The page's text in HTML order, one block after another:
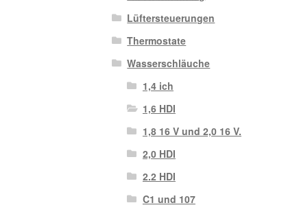
Lüftersteuerungen
Thermostate
Wasserschläuche
1,4 ich
1,6 HDI
1,8 16 V und 2,0 16 V.
2,0 HDI
2.2 HDI
C1 und 107